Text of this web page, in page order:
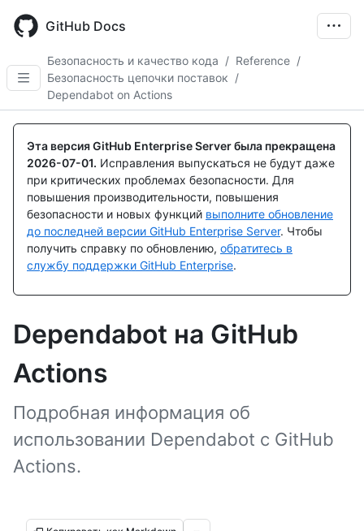
main
GitHub Docs
Безопасность и качество кода / Reference /
Безопасность цепочки поставок /
Dependabot on Actions
Эта версия GitHub Enterprise Server была прекращена
2026-07-01. Исправления выпускаться не будут даже
при критических проблемах безопасности. Для
повышения производительности, повышения
безопасности и новых функций выполните обновление
до последней версии GitHub Enterprise Server. Чтобы
получить справку по обновлению, обратитесь в
службу поддержки GitHub Enterprise.
Dependabot на GitHub
Actions
Подробная информация об
использовании Dependabot с GitHub
Actions.